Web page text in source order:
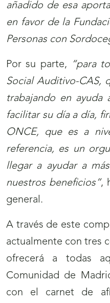
añadido de esa
en favor de la
Personas con
Por su parte,
“para
Social Auditivo-CAS,
trabajando en ayuda
facilitar su día a día,
ONCE, que es a
referencia, es un
llegar a ayudar a
nuestros beneficios”,
general.
A través de este
actualmente con tres
ofrecerá a todas
Comunidad de
con el carnet de